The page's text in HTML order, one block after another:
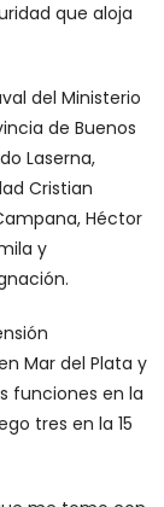
que aloja
del Ministerio
de Buenos
Laserna,
Cristian
Héctor
y
Mar del Plata y
funciones en la
tres en la 15